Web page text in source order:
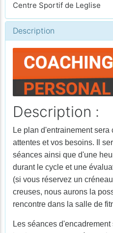
Centre Sportif de Leglise
Description
Description :
Le plan d'entrainement
attentes et vos besoins. Il
séances ainsi que d'une
durant le cycle et une
(si vous réservez un
creuses, nous aurons la
rencontre dans la salle de
Les séances